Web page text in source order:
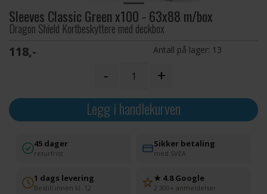
Sleeves Classic Green x100 - 63x88 m/box
Dragon Shield Kortbeskyttere med deckbox
118,- Antall på lager: 13
- +
Legg i handlekurven
45 dager
returfrist
Sikker betaling
med SVEA
1 dags levering
Bestill innen kl. 12
★ 4.8 Google
2 300+ anmeldelser